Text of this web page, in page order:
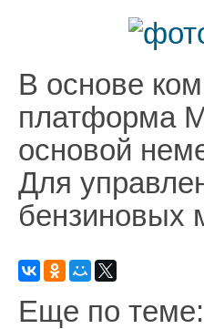
В основе
платформа
основой
Для
бензиновых
Еще по теме: